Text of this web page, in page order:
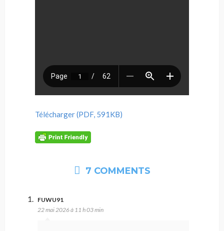
Télécharger (PDF, 591KB)
7 COMMENTS
FUWU91
22 mai 2026 à 11 h 03 min